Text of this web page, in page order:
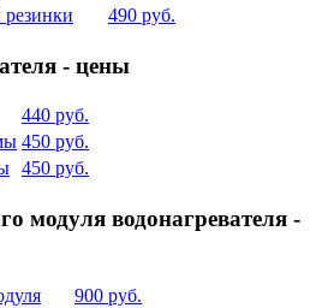
резинки
490 руб.
- цены
440 руб.
450 руб.
450 руб.
модуля водонагревателя -
900 руб.